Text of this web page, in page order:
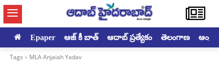
Epaper ఆజ్ కీ బాత్ ఆదాబ్ ప్రత్యేకం తెలంగాణ
Tags MLA Anjaiah Yadav